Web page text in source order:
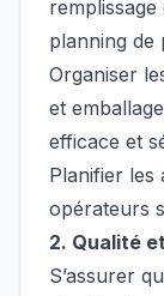
planning de
Organiser
et
efficace et
Planifier les
opérateurs
2. Qualité
S’assurer